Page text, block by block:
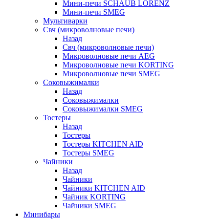
Мини-печи SCHAUB LORENZ
Мини-печи SMEG
Мультиварки
Свч (микроволновые печи)
Назад
Свч (микроволновые печи)
Микроволновые печи AEG
Микроволновые печи KORTING
Микроволновые печи SMEG
Соковыжималки
Назад
Соковыжималки
Соковыжималки SMEG
Тостеры
Назад
Тостеры
Тостеры KITCHEN AID
Тостеры SMEG
Чайники
Назад
Чайники
Чайники KITCHEN AID
Чайник KORTING
Чайники SMEG
Минибары